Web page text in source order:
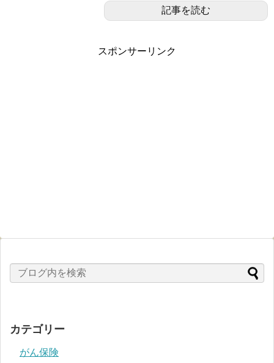
記事を読む
スポンサーリンク
カテゴリー
がん保険